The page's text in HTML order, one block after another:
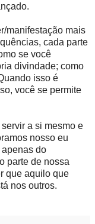
manifestação mais
cada parte
se você
divindade; como
isso é
você se permite
a si mesmo e
nosso eu
do
parte de nossa
que aquilo que
nos outros.